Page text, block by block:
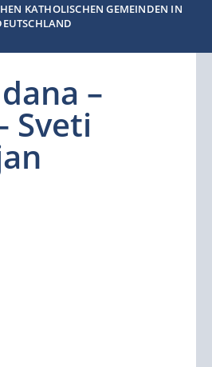
KATHOLISCHEN GEMEINDEN IN
–
Sveti